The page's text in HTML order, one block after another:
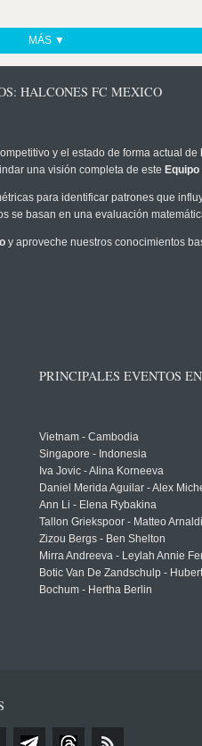
MÁS ▼
HALCONES FC MEXICO
y el estado de forma actual de
una visión completa de este Equipo
para identificar patrones que
se basan en una evaluación
y aproveche nuestros conocimientos
PRINCIPALES EVENTOS
Vietnam - Cambodia
Singapore - Indonesia
Iva Jovic - Alina Korneeva
Daniel Merida Aguilar - Alex
Ann Li - Elena Rybakina
Tallon Griekspoor - Matteo Arnaldi
Zizou Bergs - Ben Shelton
Mirra Andreeva - Leylah Annie
Botic Van De Zandschulp -
Bochum - Hertha Berlin